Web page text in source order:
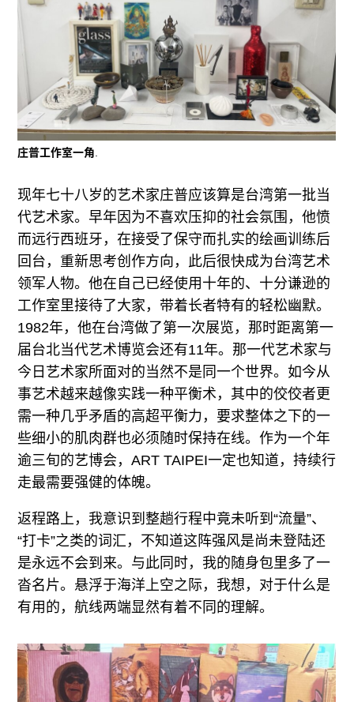
庄普工作室一角
现年七十八岁的艺术家庄普应该算是台湾第一批当
代艺术家。早年因为不喜欢压抑的社会氛围，他愤
而远行西班牙，在接受了保守而扎实的绘画训练后
回台，重新思考创作方向，此后很快成为台湾艺术
领军人物。他在自己已经使用十年的、十分谦逊的
工作室里接待了大家，带着长者特有的轻松幽默。
1982年，他在台湾做了第一次展览，那时距离第一
届台北当代艺术博览会还有11年。那一代艺术家与
今日艺术家所面对的当然不是同一个世界。如今从
事艺术越来越像实践一种平衡术，其中的佼佼者更
需一种几乎矛盾的高超平衡力，要求整体之下的一
些细小的肌肉群也必须随时保持在线。作为一个年
逾三旬的艺博会，ART TAIPEI一定也知道，持续行
走最需要强健的体魄。
返程路上，我意识到整趟行程中竟未听到“流量”、
“打卡”之类的词汇，不知道这阵强风是尚未登陆还
是永远不会到来。与此同时，我的随身包里多了一
沓名片。悬浮于海洋上空之际，我想，对于什么是
有用的，航线两端显然有着不同的理解。